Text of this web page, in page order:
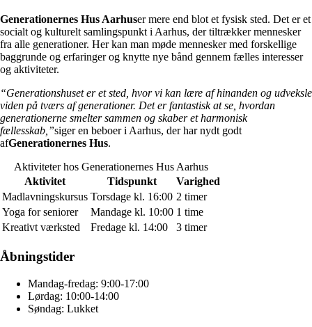
Generationernes Hus Aarhuser mere end blot et fysisk sted. Det er et
socialt og kulturelt samlingspunkt i Aarhus, der tiltrækker mennesker
fra alle generationer. Her kan man møde mennesker med forskellige
baggrunde og erfaringer og knytte nye bånd gennem fælles interesser
og aktiviteter.
“Generationshuset er et sted, hvor vi kan lære af hinanden og udveksle
viden på tværs af generationer. Det er fantastisk at se, hvordan
generationerne smelter sammen og skaber et harmonisk
fællesskab,”siger en beboer i Aarhus, der har nydt godt
afGenerationernes Hus.
Aktiviteter hos Generationernes Hus Aarhus
Aktivitet
Tidspunkt
Varighed
Madlavningskursus Torsdage kl. 16:00 2 timer
Yoga for seniorer
Mandage kl. 10:00 1 time
Kreativt værksted
Fredage kl. 14:00 3 timer
Åbningstider
Mandag-fredag: 9:00-17:00
Lørdag: 10:00-14:00
Søndag: Lukket